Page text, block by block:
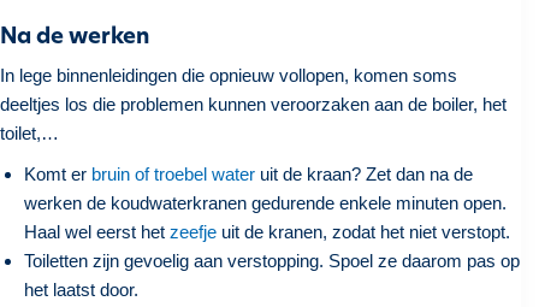
Na de werken
In lege binnenleidingen die opnieuw vollopen, komen soms
deeltjes los die problemen kunnen veroorzaken aan de boiler, het
toilet,…
Komt er bruin of troebel water uit de kraan? Zet dan na de
werken de koudwaterkranen gedurende enkele minuten open.
Haal wel eerst het zeefje uit de kranen, zodat het niet verstopt.
Toiletten zijn gevoelig aan verstopping. Spoel ze daarom pas op
het laatst door.